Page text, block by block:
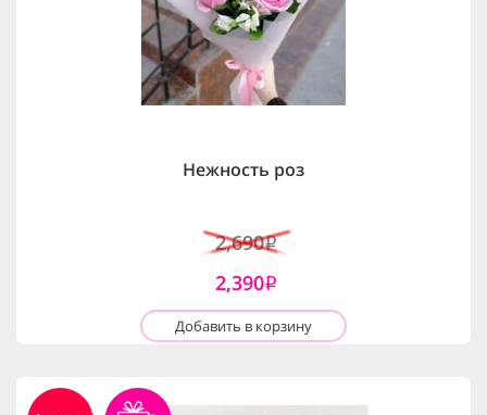
Нежность роз
2,690i
2,390i
Добавить в корзину